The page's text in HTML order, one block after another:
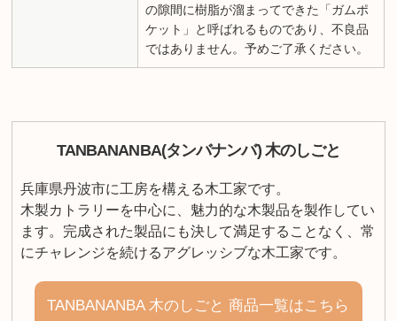
の隙間に樹脂が溜まってできた「ガムポ
ケット」と呼ばれるものであり、不良品
ではありません。予めご了承ください。
TANBANANBA(タンバナンバ) 木のしごと
兵庫県丹波市に工房を構える木工家です。
木製カトラリーを中心に、魅力的な木製品を製作してい
ます。完成された製品にも決して満足することなく、常
にチャレンジを続けるアグレッシブな木工家です。
TANBANANBA 木のしごと 商品一覧はこちら